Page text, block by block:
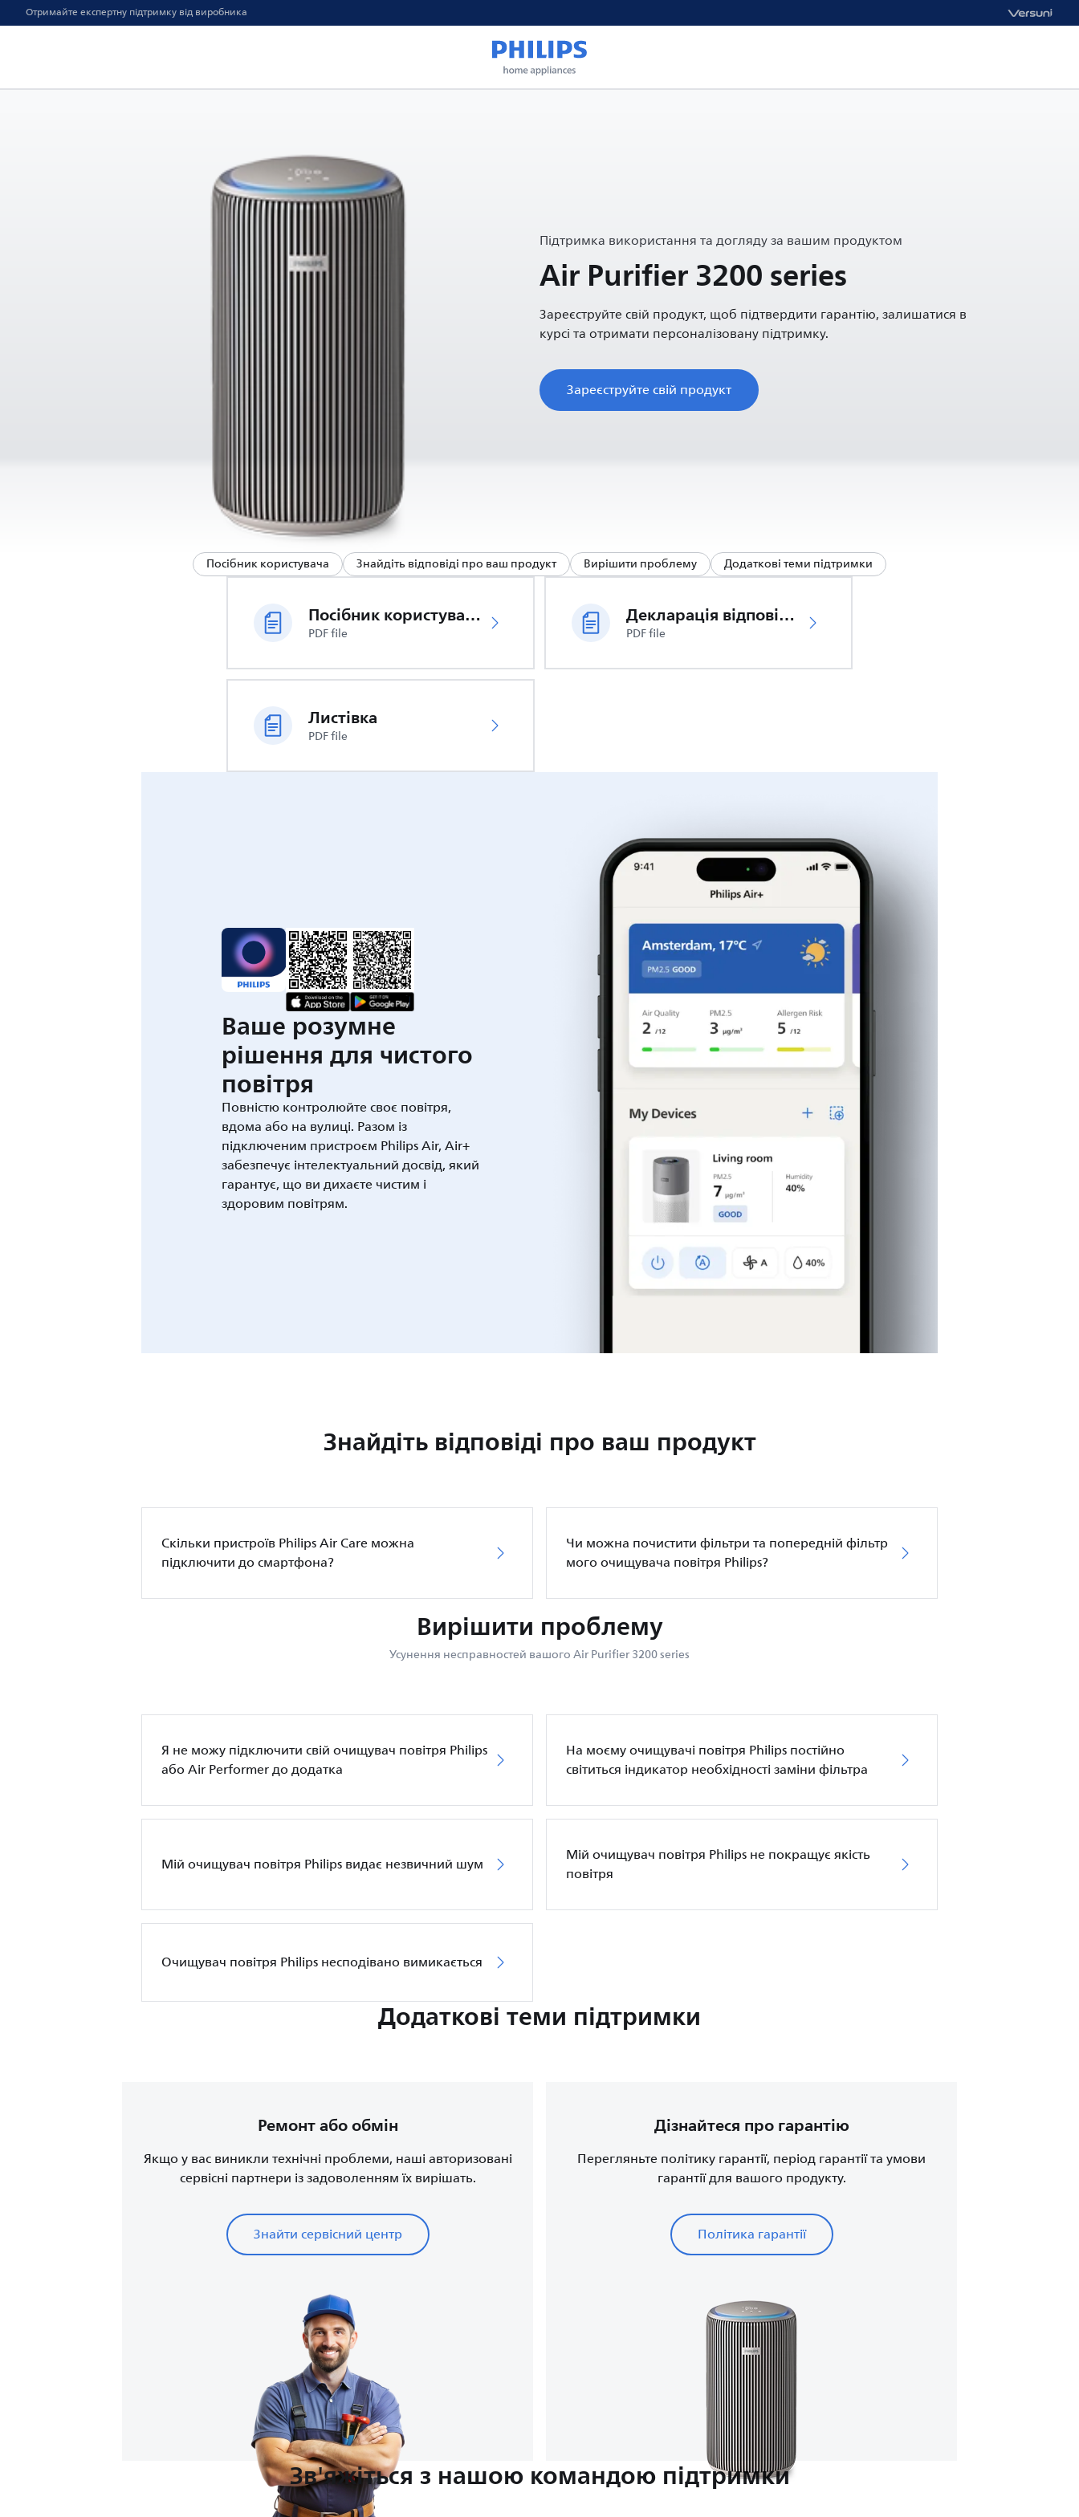
Отримайте експертну підтримку від виробника
Підтримка використання та догляду за вашим продуктом
Air Purifier 3200 series
Зареєструйте свій продукт, щоб підтвердити гарантію, залишатися в
курсі та отримати персоналізовану підтримку.
Зареєструйте свій продукт
Посібник користувача Знайдіть відповіді про ваш продукт Вирішити проблему Додаткові теми підтримки
Посібник користувача
PDF file
Декларація відповідності ЄС
PDF file
Листівка
PDF file
Ваше розумне
рішення для чистого
повітря
Повністю контролюйте своє повітря,
вдома або на вулиці. Разом із
підключеним пристроєм Philips Air, Air+
забезпечує інтелектуальний досвід, який
гарантує, що ви дихаєте чистим і
здоровим повітрям.
Знайдіть відповіді про ваш продукт
Скільки пристроїв Philips Air Care можна
підключити до смартфона?
Чи можна почистити фільтри та попередній фільтр
мого очищувача повітря Philips?
Вирішити проблему
Усунення несправностей вашого Air Purifier 3200 series
Я не можу підключити свій очищувач повітря Philips
або Air Performer до додатка
На моєму очищувачі повітря Philips постійно
світиться індикатор необхідності заміни фільтра
Мій очищувач повітря Philips видає незвичний шум
Мій очищувач повітря Philips не покращує якість
повітря
Очищувач повітря Philips несподівано вимикається
Додаткові теми підтримки
Ремонт або обмін
Якщо у вас виникли технічні проблеми, наші авторизовані
сервісні партнери із задоволенням їх вирішать.
Знайти сервісний центр
Дізнайтеся про гарантію
Перегляньте політику гарантії, період гарантії та умови
гарантії для вашого продукту.
Політика гарантії
Зв'яжіться з нашою командою підтримки